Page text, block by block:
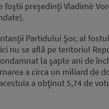
foştii preşedinţi Vladimir
Partidului Şor, al
nu se află pe teritoriul
la şapte ani de
a circa un miliard de
a obţinut 5,74 de